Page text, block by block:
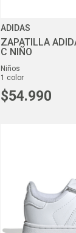
ADIDAS
ZAPATILLA
C NIÑO
niños
1 color
$54.990